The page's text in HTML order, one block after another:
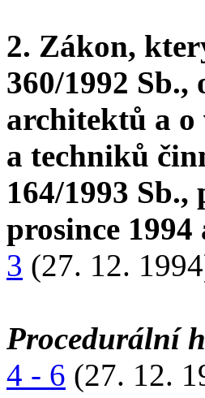
2. Zákon,
360/1992
architektů a
a techniků
164/1993
prosince
3 (27. 12.
Procedurální
4 - 6 (27. 12.